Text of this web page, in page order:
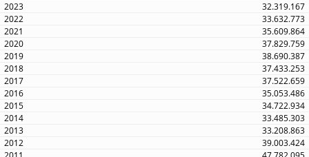
32.319.167
33.632.773
35.609.864
37.829.759
38.690.387
37.433.253
37.522.659
35.053.486
34.722.934
33.485.303
33.208.863
39.003.424